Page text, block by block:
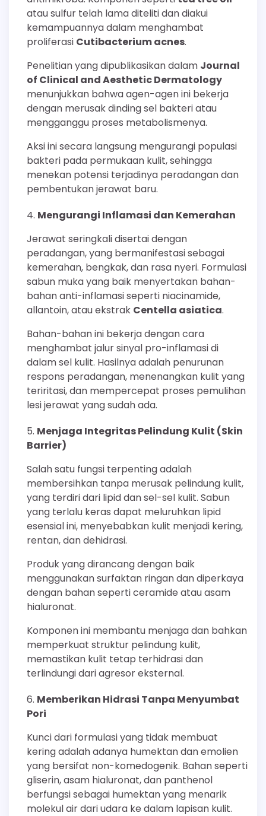
atau sulfur telah lama diteliti dan diakui
kemampuannya dalam menghambat
proliferasi Cutibacterium acnes.
Penelitian yang dipublikasikan dalam Journal
of Clinical and Aesthetic Dermatology
menunjukkan bahwa agen-agen ini bekerja
dengan merusak dinding sel bakteri atau
mengganggu proses metabolismenya.
Aksi ini secara langsung mengurangi populasi
bakteri pada permukaan kulit, sehingga
menekan potensi terjadinya peradangan dan
pembentukan jerawat baru.
Mengurangi Inflamasi dan Kemerahan
Jerawat seringkali disertai dengan
peradangan, yang bermanifestasi sebagai
kemerahan, bengkak, dan rasa nyeri. Formulasi
sabun muka yang baik menyertakan bahan-
bahan anti-inflamasi seperti niacinamide,
allantoin, atau ekstrak Centella asiatica.
Bahan-bahan ini bekerja dengan cara
menghambat jalur sinyal pro-inflamasi di
dalam sel kulit. Hasilnya adalah penurunan
respons peradangan, menenangkan kulit yang
teriritasi, dan mempercepat proses pemulihan
lesi jerawat yang sudah ada.
Menjaga Integritas Pelindung Kulit (Skin
Barrier)
Salah satu fungsi terpenting adalah
membersihkan tanpa merusak pelindung kulit,
yang terdiri dari lipid dan sel-sel kulit. Sabun
yang terlalu keras dapat meluruhkan lipid
esensial ini, menyebabkan kulit menjadi kering,
rentan, dan dehidrasi.
Produk yang dirancang dengan baik
menggunakan surfaktan ringan dan diperkaya
dengan bahan seperti ceramide atau asam
hialuronat.
Komponen ini membantu menjaga dan bahkan
memperkuat struktur pelindung kulit,
memastikan kulit tetap terhidrasi dan
terlindungi dari agresor eksternal.
Memberikan Hidrasi Tanpa Menyumbat
Pori
Kunci dari formulasi yang tidak membuat
kering adalah adanya humektan dan emolien
yang bersifat non-komedogenik. Bahan seperti
gliserin, asam hialuronat, dan panthenol
berfungsi sebagai humektan yang menarik
molekul air dari udara ke dalam lapisan kulit.